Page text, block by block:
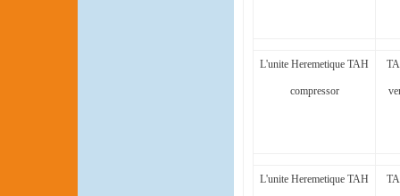
L'unite Heremetique TAH
compressor
L'unite Heremetique TAH